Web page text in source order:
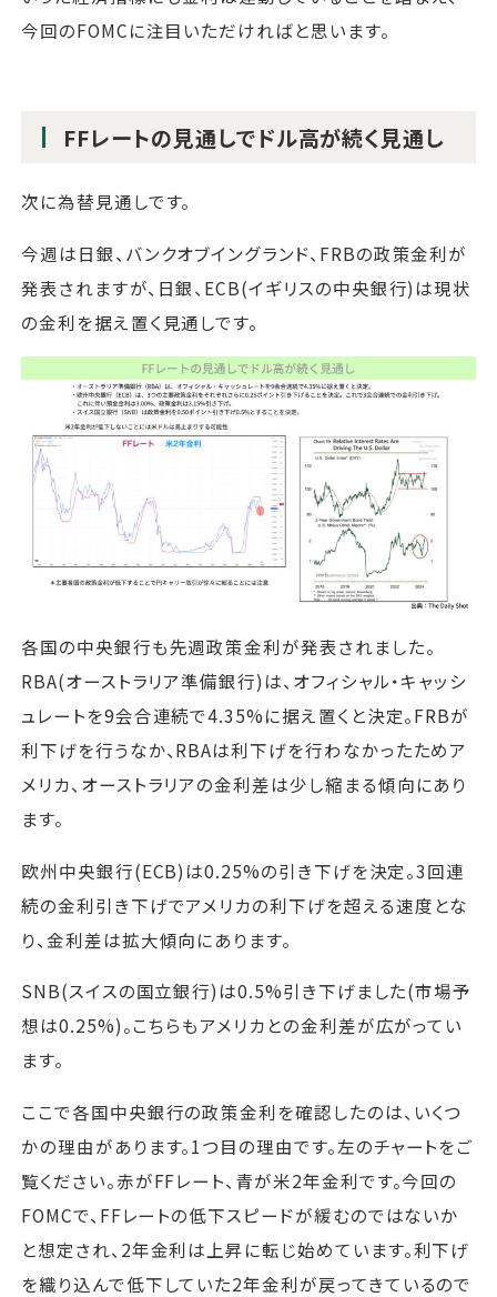
今回のFOMCに注目いただければと思います。
FFレートの見通しでドル高が続く見通し
次に為替見通しです。
今週は日銀、バンクオブイングランド、FRBの政策金利が
発表されますが、日銀、ECB(イギリスの中央銀行)は現状
の金利を据え置く見通しです。
各国の中央銀行も先週政策金利が発表されました。
RBA(オーストラリア準備銀行)は、オフィシャル・キャッシ
ュレートを9会合連続で4.35%に据え置くと決定。FRBが
利下げを行うなか、RBAは利下げを行わなかったためア
メリカ、オーストラリアの金利差は少し縮まる傾向にあり
ます。
欧州中央銀行(ECB)は0.25%の引き下げを決定。3回連
続の金利引き下げでアメリカの利下げを超える速度とな
り、金利差は拡大傾向にあります。
SNB(スイスの国立銀行)は0.5%引き下げました(市場予
想は0.25%)。こちらもアメリカとの金利差が広がってい
ます。
ここで各国中央銀行の政策金利を確認したのは、いくつ
かの理由があります。1つ目の理由です。左のチャートをご
覧ください。赤がFFレート、青が米2年金利です。今回の
FOMCで、FFレートの低下スピードが緩むのではないか
と想定され、2年金利は上昇に転じ始めています。利下げ
を織り込んで低下していた2年金利が戻ってきているので